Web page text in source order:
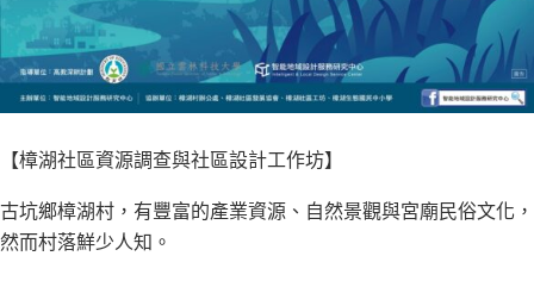
【樟湖社區資源調查與社區設計工作坊】
古坑鄉樟湖村，有豐富的產業資源、自然景觀與宮廟民俗文化，
然而村落鮮少人知。